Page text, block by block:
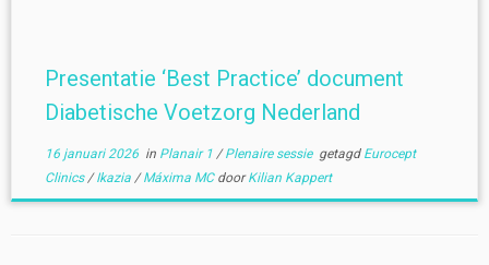
Presentatie ‘Best Practice’ document
Diabetische Voetzorg Nederland
16 januari 2026in Planair 1 /Plenaire sessie getagd Eurocept
Clinics/Ikazia /Máxima MC doorKilian Kappert